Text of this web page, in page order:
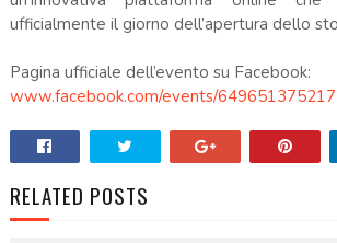
ufficialmente il giorno dell’apertura dello
Pagina ufficiale dell’evento su Facebook:
www.facebook.com/events/
RELATED POSTS